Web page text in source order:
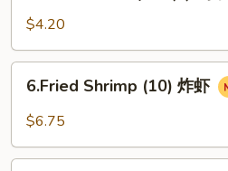
Teriyaki
(2)
鸡
$4.20
Shrimp
(10)
虾
6.Fried Shrimp (10) 炸虾
$6.75